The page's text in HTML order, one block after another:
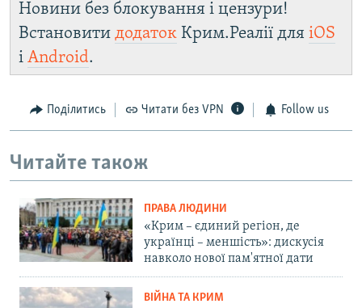
Новини без блокування і цензури!
Встановити додаток Крим.Реалії для iOS
і Android.
Поділитись Читати без VPN Follow us
Читайте також
ПРАВА ЛЮДИНИ
«Крим – єдиний регіон, де
українці – меншість»: дискусія
навколо нової пам'ятної дати
ВІЙНА ТА КРИМ